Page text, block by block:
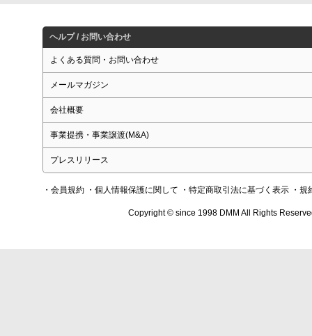
ヘルプ / お問い合わせ
よくある質問・お問い合わせ
メールマガジン
会社概要
事業提携・事業譲渡(M&A)
プレスリリース
・会員規約 ・個人情報保護に関して ・特定商取引法に基づく表示 ・規
Copyright © since 1998 DMM All Rights